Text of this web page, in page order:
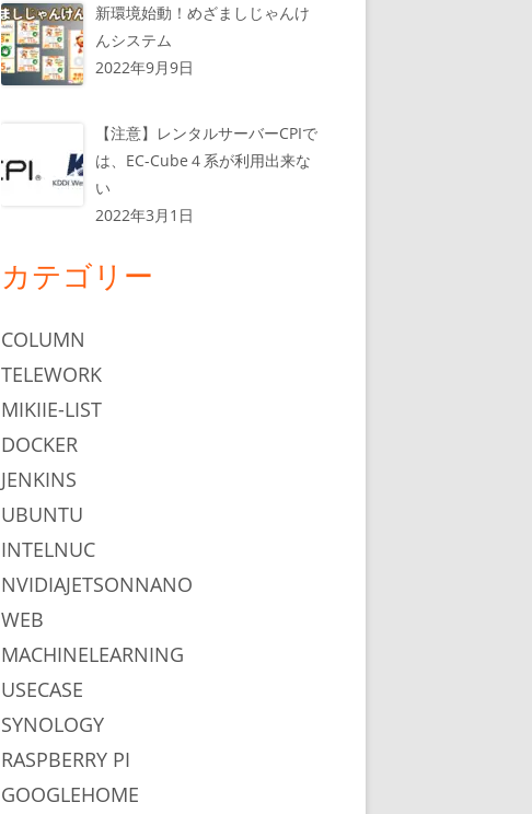
新環境始動！めざましじゃんけ
んシステム
2022年9月9日
【注意】レンタルサーバーCPIで
は、EC-Cube４系が利用出来な
い
2022年3月1日
カテゴリー
COLUMN
TELEWORK
MIKIIE-LIST
DOCKER
JENKINS
UBUNTU
INTELNUC
NVIDIAJETSONNANO
WEB
MACHINELEARNING
USECASE
SYNOLOGY
RASPBERRY PI
GOOGLEHOME